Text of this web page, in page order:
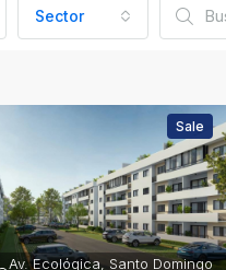
Sector
Sale
Av. Ecológica, Santo Domingo